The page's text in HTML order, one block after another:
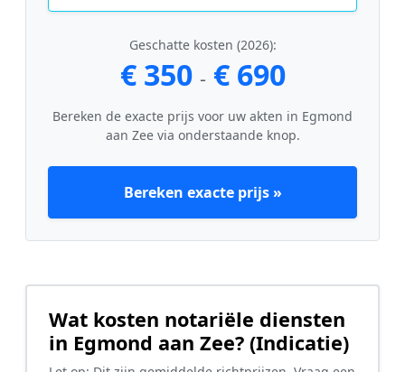
Geschatte kosten (2026):
€ 350 - € 690
Bereken de exacte prijs voor uw akten in Egmond
aan Zee via onderstaande knop.
Bereken exacte prijs »
Wat kosten notariële diensten
in Egmond aan Zee? (Indicatie)